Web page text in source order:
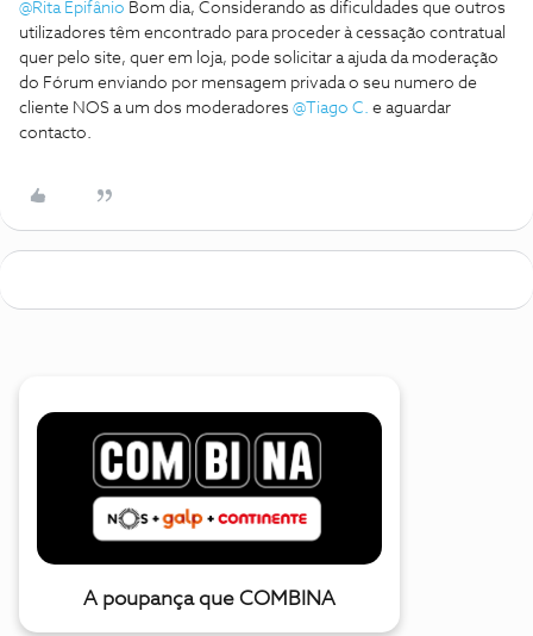
@Rita Epifânio Bom dia, Considerando as dificuldades que outros
utilizadores têm encontrado para proceder à cessação contratual
quer pelo site, quer em loja, pode solicitar a ajuda da moderação
do Fórum enviando por mensagem privada o seu numero de
cliente NOS a um dos moderadores @Tiago C. e aguardar
contacto.
A poupança que COMBINA